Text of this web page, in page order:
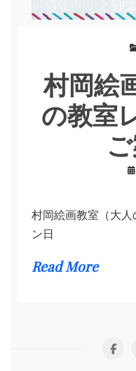
村岡絵
の教室
村岡絵画教室（大人
ン日
Read More